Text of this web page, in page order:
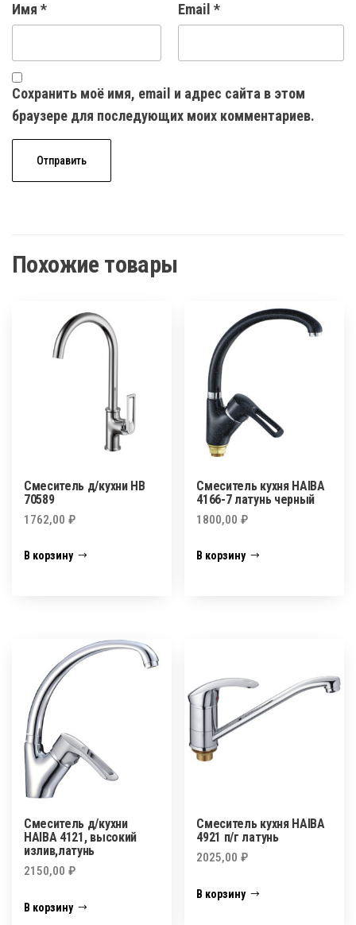
Имя * Email *
Сохранить моё имя, email и адрес сайта в этом
браузере для последующих моих комментариев.
Похожие товары
Смеситель д/кухни НВ
70589
1762,00 ₽
В корзину
Смеситель кухня HAIBA
4166-7 латунь черный
1800,00₽
В корзину
Смеситель д/кухни
HAIBA 4121, высокий
излив,латунь
2150,00 ₽
В корзину
Смеситель кухня HAIBA
4921 п/г латунь
2025,00₽
В корзину